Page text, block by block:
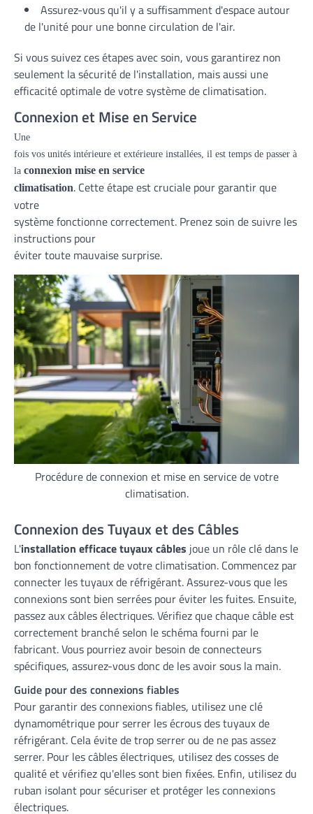
Assurez-vous qu'il y a suffisamment d'espace autour
de l'unité pour une bonne circulation de l'air.
Si vous suivez ces étapes avec soin, vous garantirez non
seulement la sécurité de l'installation, mais aussi une
efficacité optimale de votre système de climatisation.
Connexion et Mise en Service
Une
fois vos unités intérieure et extérieure installées, il est temps de passer à
la connexion mise en service
climatisation. Cette étape est cruciale pour garantir que
votre
système fonctionne correctement. Prenez soin de suivre les
instructions pour
éviter toute mauvaise surprise.
Procédure de connexion et mise en service de votre
climatisation.
Connexion des Tuyaux et des Câbles
L'installation efficace tuyaux câbles joue un rôle clé dans le
bon fonctionnement de votre climatisation. Commencez par
connecter les tuyaux de réfrigérant. Assurez-vous que les
connexions sont bien serrées pour éviter les fuites. Ensuite,
passez aux câbles électriques. Vérifiez que chaque câble est
correctement branché selon le schéma fourni par le
fabricant. Vous pourriez avoir besoin de connecteurs
spécifiques, assurez-vous donc de les avoir sous la main.
Guide pour des connexions fiables
Pour garantir des connexions fiables, utilisez une clé
dynamométrique pour serrer les écrous des tuyaux de
réfrigérant. Cela évite de trop serrer ou de ne pas assez
serrer. Pour les câbles électriques, utilisez des cosses de
qualité et vérifiez qu'elles sont bien fixées. Enfin, utilisez du
ruban isolant pour sécuriser et protéger les connexions
électriques.